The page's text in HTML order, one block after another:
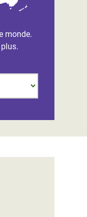
monde.